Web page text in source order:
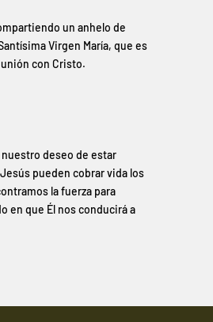
un anhelo de
Virgen María, que es
unión con Cristo.
deseo de estar
pueden cobrar vida los
la fuerza para
en que Él nos conducirá a